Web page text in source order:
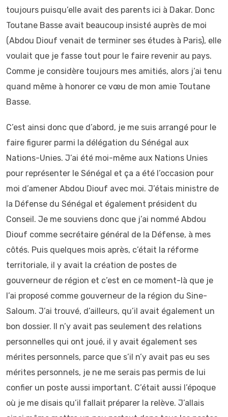
toujours puisqu’elle avait des parents ici à Dakar. Donc
Toutane Basse avait beaucoup insisté auprès de moi
(Abdou Diouf venait de terminer ses études à Paris), elle
voulait que je fasse tout pour le faire revenir au pays.
Comme je considère toujours mes amitiés, alors j’ai tenu
quand même à honorer ce vœu de mon amie Toutane
Basse.
C’est ainsi donc que d’abord, je me suis arrangé pour le
faire figurer parmi la délégation du Sénégal aux
Nations-Unies. J’ai été moi-même aux Nations Unies
pour représenter le Sénégal et ça a été l’occasion pour
moi d’amener Abdou Diouf avec moi. J’étais ministre de
la Défense du Sénégal et également président du
Conseil. Je me souviens donc que j’ai nommé Abdou
Diouf comme secrétaire général de la Défense, à mes
côtés. Puis quelques mois après, c’était la réforme
territoriale, il y avait la création de postes de
gouverneur de région et c’est en ce moment-là que je
l’ai proposé comme gouverneur de la région du Sine-
Saloum. J’ai trouvé, d’ailleurs, qu’il avait également un
bon dossier. Il n’y avait pas seulement des relations
personnelles qui ont joué, il y avait également ses
mérites personnels, parce que s’il n’y avait pas eu ses
mérites personnels, je ne me serais pas permis de lui
confier un poste aussi important. C’était aussi l’époque
où je me disais qu’il fallait préparer la relève. J’allais